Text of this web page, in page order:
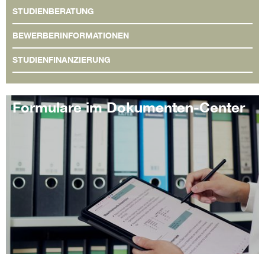
STUDIENBERATUNG
BEWERBERINFORMATIONEN
STUDIENFINANZIERUNG
Formulare im Dokumenten-Center